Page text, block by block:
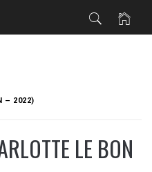
– 2022)
LE BON